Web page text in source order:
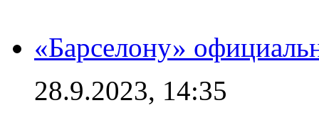
«Барселону»
28.9.2023, 14:35